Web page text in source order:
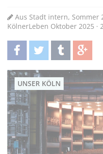
Aus Stadt intern, Sommer
KölnerLeben Oktober 2025 ·
teilentwittern teilen teilen
UNSER KÖLN